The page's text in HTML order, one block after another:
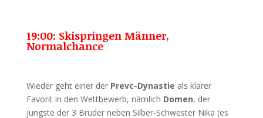
19:00: Skispringen Männer,
Normalchance
Wieder geht einer der Prevc-Dynastie als klarer
Favorit in den Wettbewerb, nämlich Domen, der
jüngste der 3 Brüder neben Silber-Schwester Nika (es